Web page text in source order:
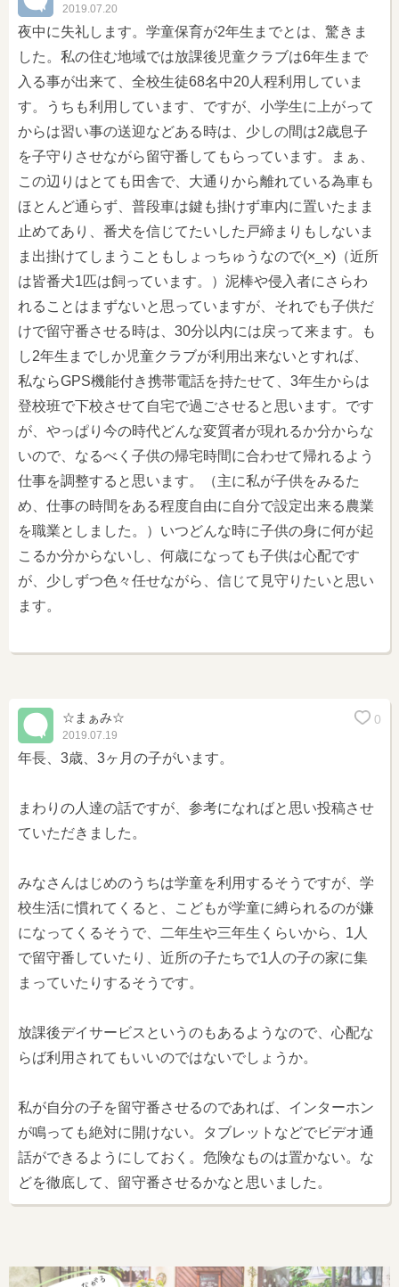
2019.07.20
夜中に失礼します。学童保育が2年生までとは、驚きま
した。私の住む地域では放課後児童クラブは6年生まで
入る事が出来て、全校生徒68名中20人程利用していま
す。うちも利用しています、ですが、小学生に上がって
からは習い事の送迎などある時は、少しの間は2歳息子
を子守りさせながら留守番してもらっています。まぁ、
この辺りはとても田舎で、大通りから離れている為車も
ほとんど通らず、普段車は鍵も掛けず車内に置いたまま
止めてあり、番犬を信じてたいした戸締まりもしないま
ま出掛けてしまうこともしょっちゅうなので(×_×)（近所
は皆番犬1匹は飼っています。）泥棒や侵入者にさらわ
れることはまずないと思っていますが、それでも子供だ
けで留守番させる時は、30分以内には戻って来ます。も
し2年生までしか児童クラブが利用出来ないとすれば、
私ならGPS機能付き携帯電話を持たせて、3年生からは
登校班で下校させて自宅で過ごさせると思います。です
が、やっぱり今の時代どんな変質者が現れるか分からな
いので、なるべく子供の帰宅時間に合わせて帰れるよう
仕事を調整すると思います。（主に私が子供をみるた
め、仕事の時間をある程度自由に自分で設定出来る農業
を職業としました。）いつどんな時に子供の身に何が起
こるか分からないし、何歳になっても子供は心配です
が、少しずつ色々任せながら、信じて見守りたいと思い
ます。
☆まぁみ☆
2019.07.19
0
年長、3歳、3ヶ月の子がいます。
まわりの人達の話ですが、参考になればと思い投稿させ
ていただきました。
みなさんはじめのうちは学童を利用するそうですが、学
校生活に慣れてくると、こどもが学童に縛られるのが嫌
になってくるそうで、二年生や三年生くらいから、1人
で留守番していたり、近所の子たちで1人の子の家に集
まっていたりするそうです。
放課後デイサービスというのもあるようなので、心配な
らば利用されてもいいのではないでしょうか。
私が自分の子を留守番させるのであれば、インターホン
が鳴っても絶対に開けない。タブレットなどでビデオ通
話ができるようにしておく。危険なものは置かない。な
どを徹底して、留守番させるかなと思いました。